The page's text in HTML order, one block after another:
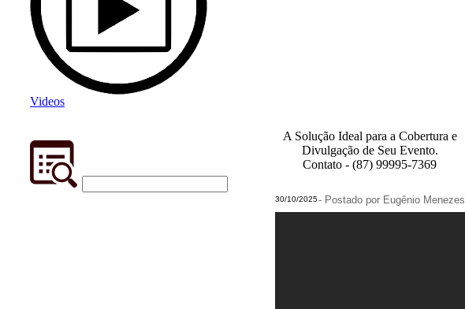
Videos
A Solução Ideal para a Cobertura e
Divulgação de Seu Evento.
Contato - (87) 99995-7369
30/10/2025- Postado por Eugênio Menezes